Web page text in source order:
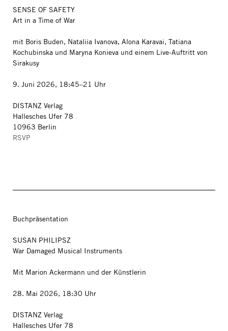
SENSE OF SAFETY
Art in a Time of War
mit Boris Buden, Nataliia Ivanova, Alona Karavai, Tatiana
Kochubinska und Maryna Konieva und einem Live-Auftritt von
Sirakusy
9. Juni 2026, 18:45–21 Uhr
DISTANZ Verlag
Hallesches Ufer 78
10963 Berlin
RSVP
Buchpräsentation
SUSAN PHILIPSZ
War Damaged Musical Instruments
Mit Marion Ackermann und der Künstlerin
28. Mai 2026, 18:30 Uhr
DISTANZ Verlag
Hallesches Ufer 78